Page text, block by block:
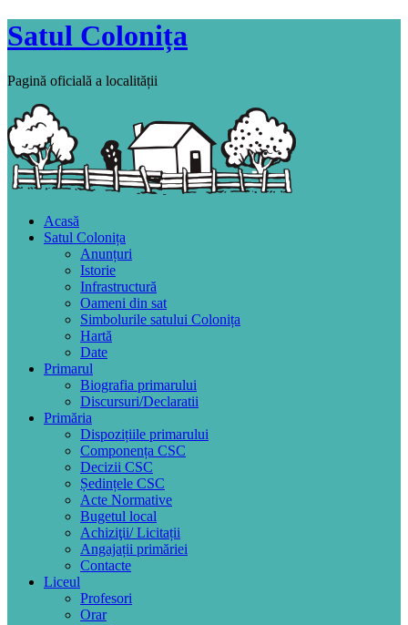
Satul Colonița
Pagină oficială a localității
Acasă
Satul Colonița
Anunțuri
Istorie
Infrastructură
Oameni din sat
Simbolurile satului Colonița
Hartă
Date
Primarul
Biografia primarului
Discursuri/Declaratii
Primăria
Dispozițiile primarului
Componența CSC
Decizii CSC
Ședințele CSC
Acte Normative
Bugetul local
Achiziţii/ Licitații
Angajații primăriei
Contacte
Liceul
Profesori
Orar